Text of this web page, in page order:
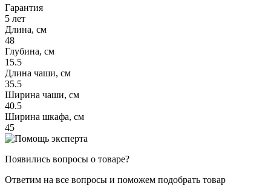
Гарантия
5 лет
Длина, см
48
Глубина, см
15.5
Длина чаши, см
35.5
Ширина чаши, см
40.5
Ширина шкафа, см
45
Появились вопросы о товаре?
Ответим на все вопросы и поможем подобрать товар